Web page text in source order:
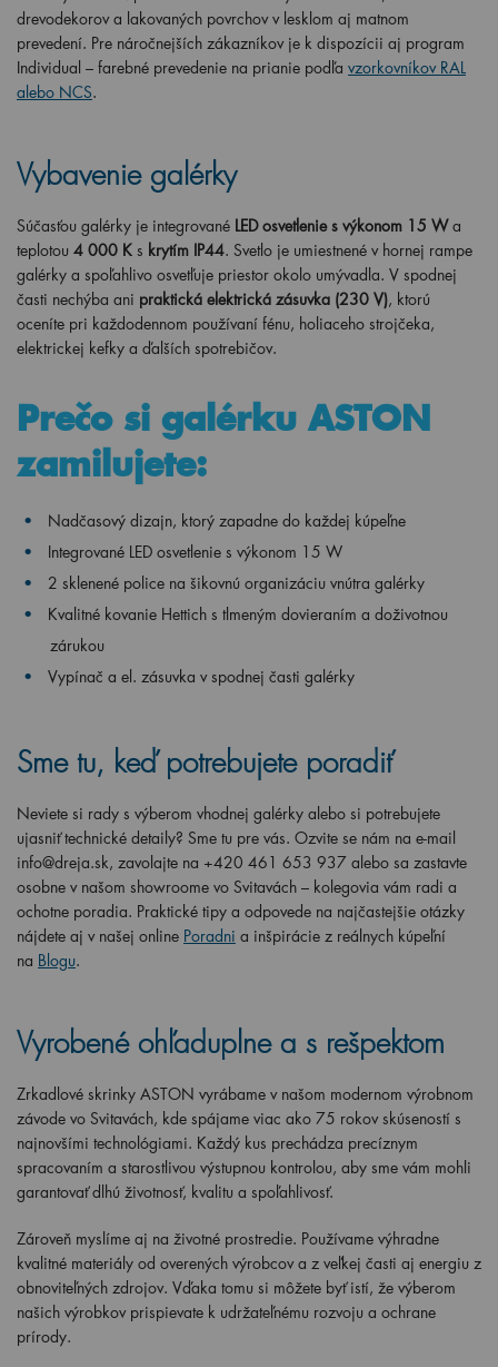
drevodekorov a lakovaných povrchov v lesklom aj matnom
prevedení. Pre náročnejších zákazníkov je k dispozícii aj program
Individual – farebné prevedenie na prianie podľa vzorkovníkov RAL
alebo NCS.
Vybavenie galérky
Súčasťou galérky je integrované LED osvetlenie s výkonom 15 W a
teplotou 4 000 K s krytím IP44. Svetlo je umiestnené v hornej rampe
galérky a spoľahlivo osvetľuje priestor okolo umývadla. V spodnej
časti nechýba ani praktická elektrická zásuvka (230 V), ktorú
oceníte pri každodennom používaní fénu, holiaceho strojčeka,
elektrickej kefky a ďalších spotrebičov.
Prečo si galérku ASTON
zamilujete:
Nadčasový dizajn, ktorý zapadne do každej kúpeľne
Integrované LED osvetlenie s výkonom 15 W
2 sklenené police na šikovnú organizáciu vnútra galérky
Kvalitné kovanie Hettich s tlmeným dovieraním a doživotnou
zárukou
Vypínač a el. zásuvka v spodnej časti galérky
Sme tu, keď potrebujete poradiť
Neviete si rady s výberom vhodnej galérky alebo si potrebujete
ujasniť technické detaily? Sme tu pre vás. Ozvite se nám na e-mail
info@dreja.sk, zavolajte na +420 461 653 937 alebo sa zastavte
osobne v našom showroome vo Svitavách – kolegovia vám radi a
ochotne poradia. Praktické tipy a odpovede na najčastejšie otázky
nájdete aj v našej online Poradni a inšpirácie z reálnych kúpeľní
na Blogu.
Vyrobené ohľaduplne a s rešpektom
Zrkadlové skrinky ASTON vyrábame v našom modernom výrobnom
závode vo Svitavách, kde spájame viac ako 75 rokov skúseností s
najnovšími technológiami. Každý kus prechádza precíznym
spracovaním a starostlivou výstupnou kontrolou, aby sme vám mohli
garantovať dlhú životnosť, kvalitu a spoľahlivosť.
Zároveň myslíme aj na životné prostredie. Používame výhradne
kvalitné materiály od overených výrobcov a z veľkej časti aj energiu z
obnoviteľných zdrojov. Vďaka tomu si môžete byť istí, že výberom
našich výrobkov prispievate k udržateľnému rozvoju a ochrane
prírody.